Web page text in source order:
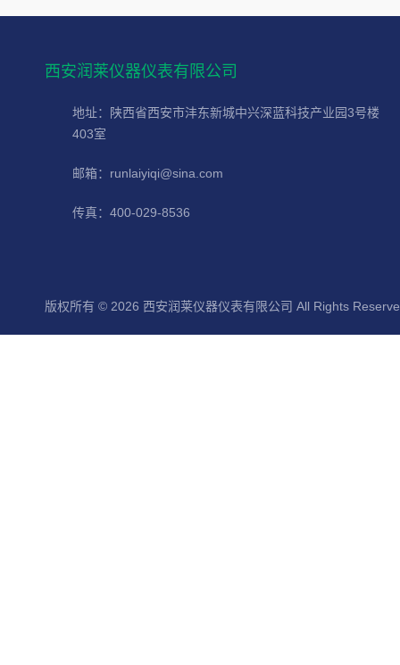
西安润莱仪器仪表有限公司
地址：陕西省西安市沣东新城中兴深蓝科技产业园3号楼
403室
邮箱：runlaiyiqi@sina.com
传真：400-029-8536
版权所有 © 2026 西安润莱仪器仪表有限公司 All Rights